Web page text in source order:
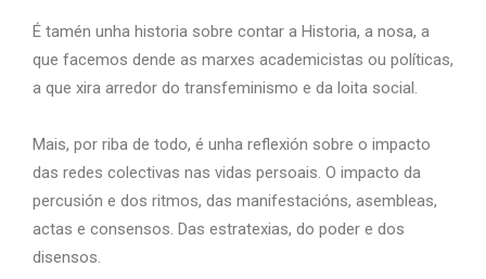
É tamén unha historia sobre contar a Historia, a nosa, a
que facemos dende as marxes academicistas ou políticas,
a que xira arredor do transfeminismo e da loita social.
Mais, por riba de todo, é unha reflexión sobre o impacto
das redes colectivas nas vidas persoais. O impacto da
percusión e dos ritmos, das manifestacións, asembleas,
actas e consensos. Das estratexias, do poder e dos
disensos.